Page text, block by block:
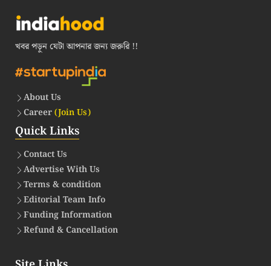
খবর পড়ুন যেটা আপনার জন্য জরুরি !!
About Us
Career(Join Us)
Quick Links
Contact Us
Advertise With Us
Terms & condition
Editorial Team Info
Funding Information
Refund & Cancellation